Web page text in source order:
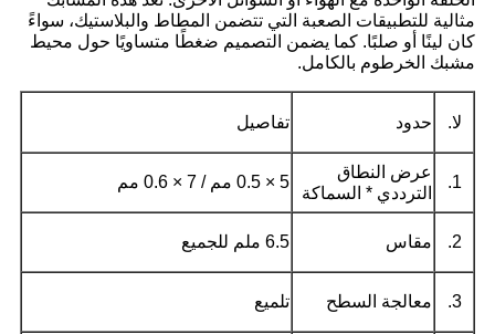
مثالية للتطبيقات الصعبة التي تتضمن المطاط والبلاستيك، سواءً
كان لينًا أو صلبًا. كما يضمن التصميم ضغطًا متساويًا حول محيط
مشبك الخرطوم بالكامل.
لا. حدود تفاصيل
1.
عرض النطاق
الترددي * السماكة
5 × 0.5 مم / 7 × 0.6 مم
2. مقاس 6.5 ملم للجميع
3. معالجة السطح تلميع